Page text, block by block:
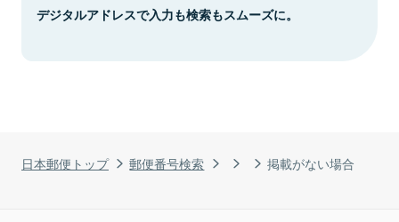
日本郵便トップ 郵便番号検索 掲載がない場合
デジタルアドレスで入力も検索もスムーズに。